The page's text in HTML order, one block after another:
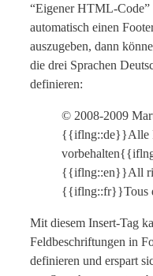
“Eigener HTML-Code”
automatisch einen
auszugeben, dann
die drei Sprachen
definieren:
© 2008-2009
{{iflng::de}}Alle
{{iflng::en}}All
{{iflng::fr}}Tous
Mit diesem Insert-Tag
Feldbeschriftungen in
definieren und erspart